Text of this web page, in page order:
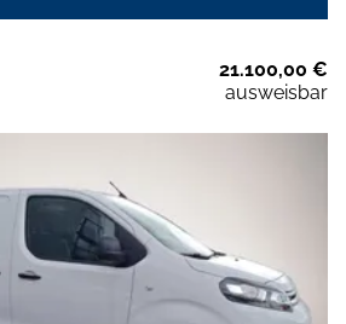
21.100,00 €
ausweisbar